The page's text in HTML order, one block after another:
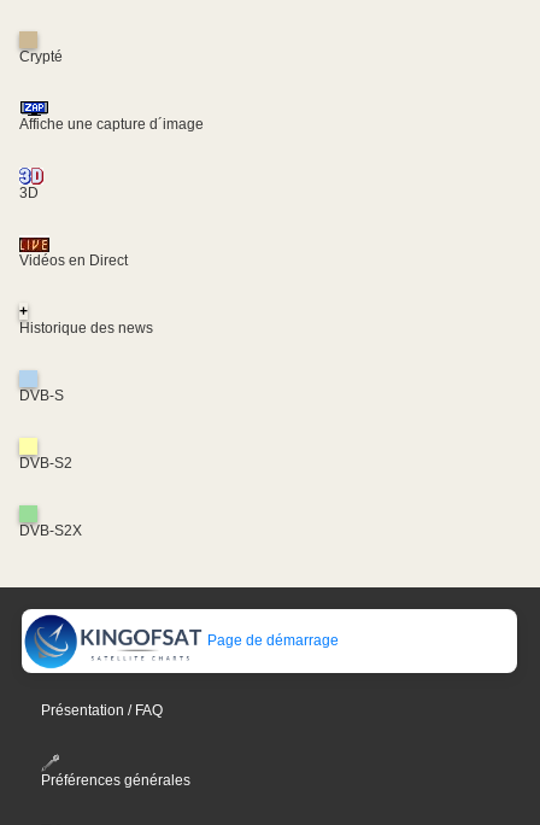
Crypté
Affiche une capture d´image
3D
Vidéos en Direct
+
Historique des news
DVB-S
DVB-S2
DVB-S2X
Page de démarrage
Présentation / FAQ
Préférences générales